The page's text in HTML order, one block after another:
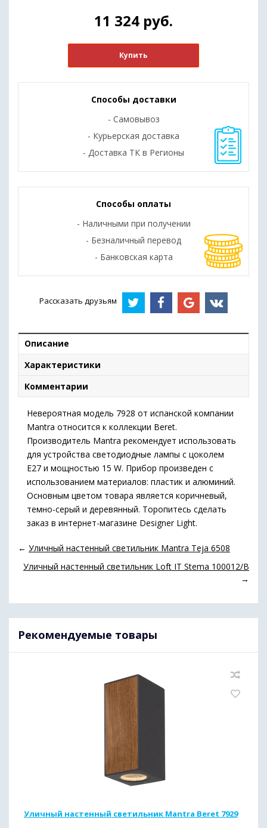
11 324 руб.
Купить
Способы доставки
- Самовывоз
- Курьерская доставка
- Доставка ТК в Регионы
Способы оплаты
- Наличными при получении
- Безналичный перевод
- Банковская карта
Рассказать друзьям
Описание
Характеристики
Комментарии
Невероятная модель 7928 от испанской компании
Mantra относится к коллекции Beret.
Производитель Mantra рекомендует использовать
для устройства светодиодные лампы с цоколем
E27 и мощностью 15 W. Прибор произведен с
использованием материалов: пластик и алюминий.
Основным цветом товара является коричневый,
темно-серый и деревянный. Торопитесь сделать
заказ в интернет-магазине Designer Light.
← Уличный настенный светильник Mantra Teja 6508
Уличный настенный светильник Loft IT Stema 100012/B
→
Рекомендуемые товары
Уличный настенный светильник Mantra Beret 7929